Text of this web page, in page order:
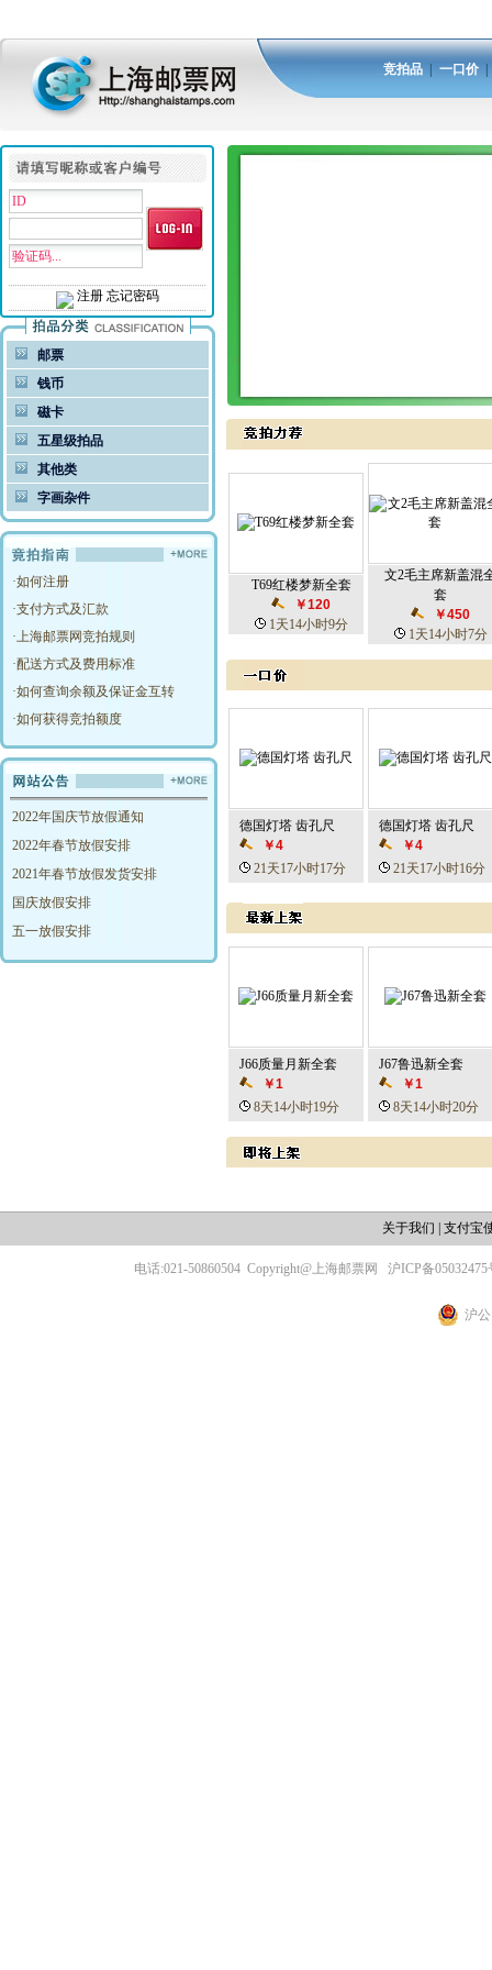
竞拍品 一口价
注册 忘记密码
邮票
钱币
磁卡
五星级拍品
其他类
字画杂件
·如何注册
·支付方式及汇款
·上海邮票网竞拍规则
·配送方式及费用标准
·如何查询余额及保证金互转
·如何获得竞拍额度
2022年国庆节放假通知
2022年春节放假安排
2021年春节放假发货安排
国庆放假安排
五一放假安排
T69红楼梦新全套
￥120
1天14小时9分
文2毛主席新盖混
套
￥450
1天14小时7分
德国灯塔 齿孔尺
￥4
21天17小时17分
德国灯塔 齿孔尺
￥4
21天17小时16分
J66质量月新全套
￥1
8天14小时19分
J67鲁迅新全套
￥1
8天14小时20分
关于我们 支付宝
电话:021-50860504 Copyright@上海邮票网 沪ICP备05032475
沪公